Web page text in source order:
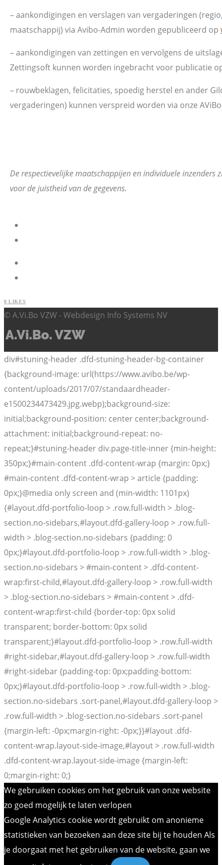
– aankondigingen en verslagen van vergaderingen
maatschappij) via Avibo-Admin worden gepubliceerd op
– aankondigingen van zettingen en vervolgens de
Zettingsoft kunnen worden ingebracht voor publicatie
– rouwbeklagen, felicitaties, spoedig herstel en ander
vergaderingen) kunnen verspreid worden via onze
De respectievelijke maatschappijen en individuele inzenders
voor de juistheid van de gegevens.
0 LIKES
© A.Vi.Bo VZW - Webdesign Info Systems NV
div#stuning-header .dfd-stuning-header-bg-container
{background-image: url(https://www.avibo.be/wp-
content/uploads/2017/07/standaardheader-
e1500234473429.jpg.webp);background-size:
initial;background-position: center center;background-
attachment: initial;background-repeat: no-
repeat;}#stuning-header div.page-title-inner {min-height:
350px;}#main-content .dfd-content-wrap {margin: 0px;}
#main-content .dfd-content-wrap > article {padding:
0px;}@media only screen and (min-width: 1101px)
{#layout.dfd-portfolio-loop > .row.full-width > .blog-
section.no-sidebars,#layout.dfd-gallery-loop > .row.full-
width > .blog-section.no-sidebars {padding: 0
0px;}#layout.dfd-portfolio-loop > .row.full-width > .blog-
section.no-sidebars > #main-content > .dfd-content-
wrap:first-child,#layout.dfd-gallery-loop > .row.full-width
> .blog-section.no-sidebars > #main-content > .dfd-
content-wrap:first-child {border-top: 0px solid
transparent; border-bottom: 0px solid
transparent;}#layout.dfd-portfolio-loop > .row.full-width
#right-sidebar,#layout.dfd-gallery-loop > .row.full-width
#right-sidebar {padding-top: 0px;padding-bottom:
0px;}#layout.dfd-portfolio-loop > .row.full-width > .blog-
section.no-sidebars .sort-panel,#layout.dfd-gallery-loop >
.row.full-width > .blog-section.no-sidebars .sort-panel
{margin-left: -0px;margin-right: -0px;}}#layout .dfd-
content-wrap.layout-side-image,#layout > .row.full-width
.dfd-content-wrap.layout-side-image {margin-left:
0;margin-right: 0;}
We gebruiken cookies om het gebruik van onze website
zo goed mogelijk te laten verlopen
Google Analytics cookie wordt gebruikt om anonieme
statistieken van bezoeken aan deze site bij te houden Als
je doorgaat met het gebruiken van de website, gaan we